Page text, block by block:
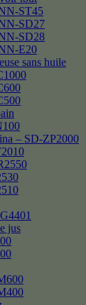
ST45
SD27
SD28
E20
sans huile
– SD-ZP2000
jus